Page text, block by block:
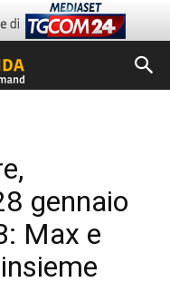
gennaio
Max e